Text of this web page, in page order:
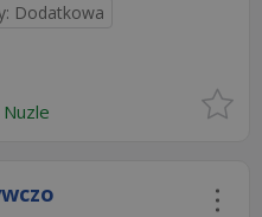
Dodatkowa